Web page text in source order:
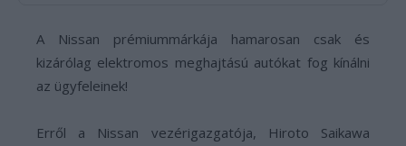
A Nissan prémiummárkája hamarosan csak és
kizárólag elektromos meghajtású autókat fog kínálni
az ügyfeleinek!
Erről a Nissan vezérigazgatója, Hiroto Saikawa